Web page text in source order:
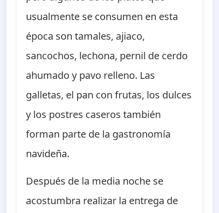
usualmente se consumen en esta
época son tamales, ajiaco,
sancochos, lechona, pernil de cerdo
ahumado y pavo relleno. Las
galletas, el pan con frutas, los dulces
y los postres caseros también
forman parte de la gastronomía
navideña.
Después de la media noche se
acostumbra realizar la entrega de